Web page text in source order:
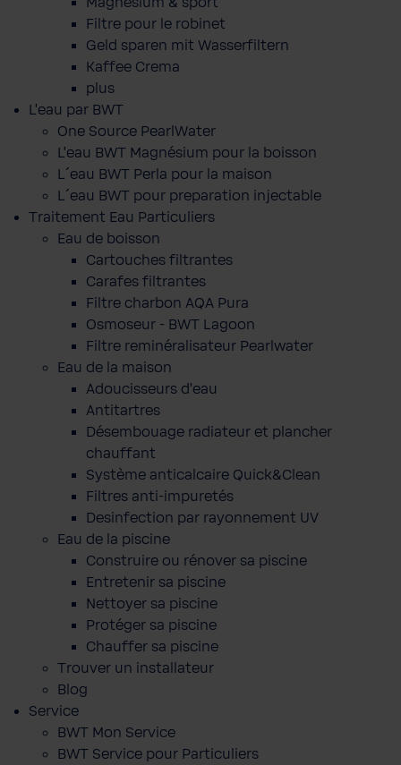
Filtre pour le robinet
Geld sparen mit Wasserfiltern
Kaffee Crema
plus
L'eau par BWT
One Source PearlWater
L’eau BWT Magnésium pour la boisson
L´eau BWT Perla pour la maison
L´eau BWT pour preparation injectable
Traitement Eau Particuliers
Eau de boisson
Cartouches filtrantes
Carafes filtrantes
Filtre charbon AQA Pura
Osmoseur - BWT Lagoon
Filtre reminéralisateur Pearlwater
Eau de la maison
Adoucisseurs d'eau
Antitartres
Désembouage radiateur et plancher
chauffant
Système anticalcaire Quick&Clean
Filtres anti-impuretés
Desinfection par rayonnement UV
Eau de la piscine
Construire ou rénover sa piscine
Entretenir sa piscine
Nettoyer sa piscine
Protéger sa piscine
Chauffer sa piscine
Trouver un installateur
Blog
Service
BWT Mon Service
BWT Service pour Particuliers